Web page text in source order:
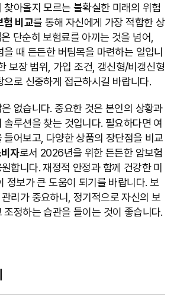
찾아올지 모르는 불확실한 미래의 위험
험 비교를 통해 자신에게 가장 적합한 상
은 단순히 보험료를 아끼는 것을 넘어,
을 때 든든한 버팀목을 마련하는 일입니
보장 범위, 가입 조건, 갱신형/비갱신형
으로 신중하게 접근하시길 바랍니다.
없습니다. 중요한 것은 본인의 상황과
솔루션을 찾는 것입니다. 필요하다면 여
들어보고, 다양한 상품의 장단점을 비교
자로서 2026년을 위한 든든한 암보험
합니다. 재정적 안정과 함께 건강한 미
정보가 큰 도움이 되기를 바랍니다. 보
리가 중요하니, 정기적으로 자신의 보
조정하는 습관을 들이는 것이 좋습니다.